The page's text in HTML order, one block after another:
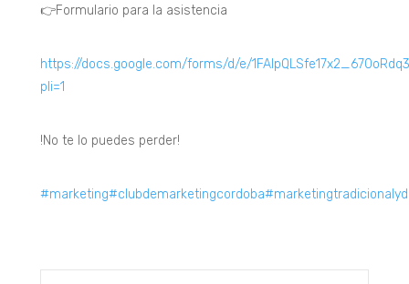
👉Formulario para la asistencia
https://docs.google.com/forms/d/e/
pli=1
!No te lo puedes perder!
#marketing#clubdemarketingcordoba